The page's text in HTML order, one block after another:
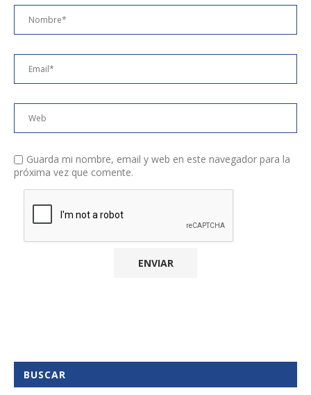
Guarda mi nombre, email y web en este navegador para la
próxima vez que comente.
BUSCAR